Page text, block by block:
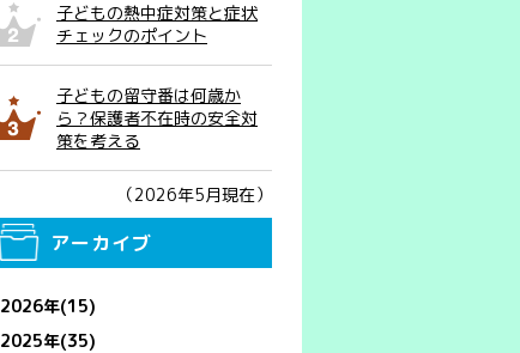
子どもの熱中症対策と症状
チェックのポイント
子どもの留守番は何歳か
ら？保護者不在時の安全対
策を考える
（2026年5月現在）
アーカイブ
2026年(15)
2025年(35)